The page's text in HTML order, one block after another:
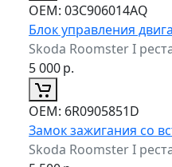
ОЕМ: 03C906014AQ
Блок управления
Skoda Roomster I
5 000р.
ОЕМ: 6R0905851D
Замок зажигания со
Skoda Roomster I